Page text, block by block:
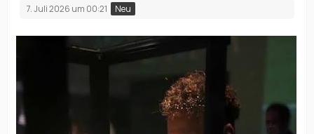
7. Juli 2026 um 00:21 Neu